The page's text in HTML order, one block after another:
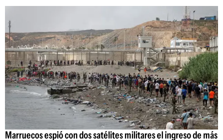
Marruecos espió con dos satélites militares el ingreso de más